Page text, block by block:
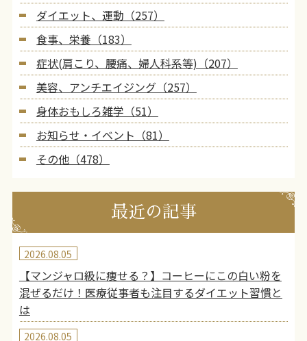
ダイエット、運動（257）
食事、栄養（183）
症状(肩こり、腰痛、婦人科系等)（207）
美容、アンチエイジング（257）
身体おもしろ雑学（51）
お知らせ・イベント（81）
その他（478）
最近の記事
【マンジャロ級に痩せる？】コーヒーにこの白い粉を
混ぜるだけ！医療従事者も注目するダイエット習慣と
は
2026.08.05
2026.08.05